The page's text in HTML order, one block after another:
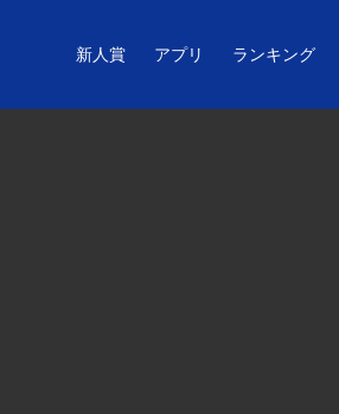
新人賞 アプリ ランキング